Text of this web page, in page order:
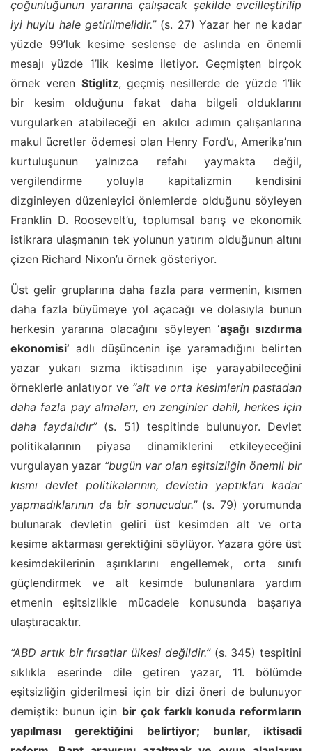
çoğunluğunun yararına çalışacak şekilde evcilleştirilip
iyi huylu hale getirilmelidir.”(s. 27) Yazar her ne kadar
yüzde 99’luk kesime seslense de aslında en önemli
mesajı yüzde 1’lik kesime iletiyor. Geçmişten birçok
örnek veren Stiglitz, geçmiş nesillerde de yüzde 1’lik
bir kesim olduğunu fakat daha bilgeli olduklarını
vurgularken atabileceği en akılcı adımın çalışanlarına
makul ücretler ödemesi olan Henry Ford’u, Amerika’nın
kurtuluşunun yalnızca refahı yaymakta değil,
vergilendirme yoluyla kapitalizmin kendisini
dizginleyen düzenleyici önlemlerde olduğunu söyleyen
Franklin D. Roosevelt’u, toplumsal barış ve ekonomik
istikrara ulaşmanın tek yolunun yatırım olduğunun altını
çizen Richard Nixon’u örnek gösteriyor.
Üst gelir gruplarına daha fazla para vermenin, kısmen
daha fazla büyümeye yol açacağı ve dolasıyla bunun
herkesin yararına olacağını söyleyen‘aşağı sızdırma
ekonomisi’ adlı düşüncenin işe yaramadığını belirten
yazar yukarı sızma iktisadının işe yarayabileceğini
örneklerle anlatıyor ve “alt ve orta kesimlerin pastadan
daha fazla pay almaları, en zenginler dahil, herkes için
daha faydalıdır”(s. 51) tespitinde bulunuyor. Devlet
politikalarının piyasa dinamiklerini etkileyeceğini
vurgulayan yazar “bugün var olan eşitsizliğin önemli bir
kısmı devlet politikalarının, devletin yaptıkları kadar
yapmadıklarının da bir sonucudur.”(s. 79) yorumunda
bulunarak devletin geliri üst kesimden alt ve orta
kesime aktarması gerektiğini söylüyor. Yazara göre üst
kesimdekilerinin aşırıklarını engellemek, orta sınıfı
güçlendirmek ve alt kesimde bulunanlara yardım
etmenin eşitsizlikle mücadele konusunda başarıya
ulaştıracaktır.
“ABD artık bir fırsatlar ülkesi değildir.”(s. 345) tespitini
sıklıkla eserinde dile getiren yazar, 11. bölümde
eşitsizliğin giderilmesi için bir dizi öneri de bulunuyor
demiştik: bunun için bir çok farklı konuda reformların
yapılması gerektiğini belirtiyor; bunlar, iktisadi